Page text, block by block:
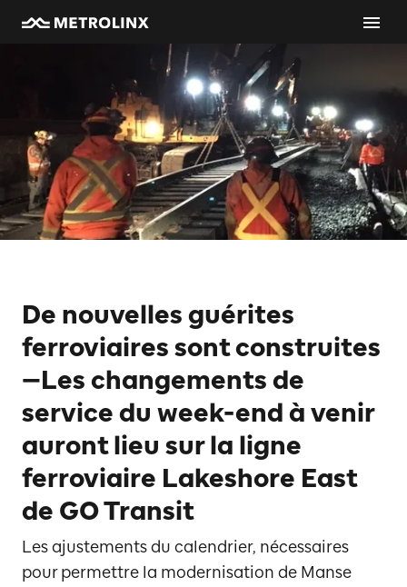
De nouvelles guérites
ferroviaires sont construites
—Les changements de
service du week-end à venir
auront lieu sur la ligne
ferroviaire Lakeshore East
de GO Transit
Les ajustements du calendrier, nécessaires
pour permettre la modernisation de Manse